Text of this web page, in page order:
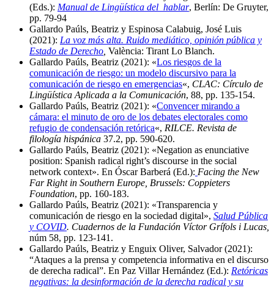
(Eds.): Manual de Lingüística del hablar, Berlín: De Gruyter,
pp. 79-94
Gallardo Paúls, Beatriz y Espinosa Calabuig, José Luis
(2021): La voz más alta. Ruido mediático, opinión pública y
Estado de Derecho València: Tirant Lo Blanch.
Gallardo Paúls, Beatriz (2021): «Los riesgos de la
comunicación de riesgo: un modelo discursivo para la
comunicación de riesgo en emergencias«, CLAC: Círculo de
Lingüística Aplicada a la Comunicación, 88, pp. 135-154.
Gallardo Paúls, Beatriz (2021): «Convencer mirando a
cámara: el minuto de oro de los debates electorales como
refugio de condensación retórica«, RILCE. Revista de
filología hispánica 37.2, pp. 590-620.
Gallardo Paúls, Beatriz (2021): «Negation as enunciative
position: Spanish radical right’s discourse in the social
network context». En Óscar Barberá (Ed.): Facing the New
Far Right in Southern Europe, Brussels: Coppieters
Foundation, pp. 160-183.
Gallardo Paúls, Beatriz (2021): «Transparencia y
comunicación de riesgo en la sociedad digital», Salud Pública
y COVID. Cuadernos de la Fundación Víctor Grífols i Lucas,
núm 58, pp. 123-141.
Gallardo Paúls, Beatriz y Enguix Oliver, Salvador (2021):
“Ataques a la prensa y competencia informativa en el discurso
de derecha radical”. En Paz Villar Hernández (Ed.): Retóricas
negativas: la desinformación de la derecha radical y su